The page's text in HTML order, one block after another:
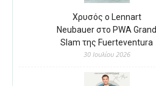
Χρυσός ο Lennart
Neubauer στο PWA Grand
Slam της Fuerteventura
30 Ιουλίου 2026